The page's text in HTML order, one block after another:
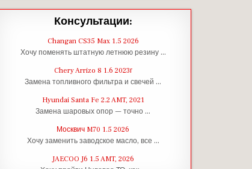
Консультации:
Changan CS35 Max 1.5 2026
Хочу поменять штатную летнюю резину …
Chery Arrizo 8 1.6 2023г
Замена топливного фильтра и свечей …
Hyundai Santa Fe 2.2 AMT, 2021
Замена шаровых опор — точно …
Москвич M70 1.5 2026
Хочу заменить заводское масло, все …
JAECOO J6 1.5 AMT, 2026